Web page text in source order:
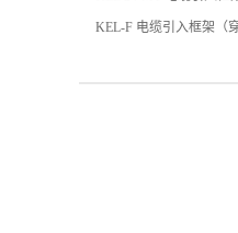
KEL-F 电缆引入框架（